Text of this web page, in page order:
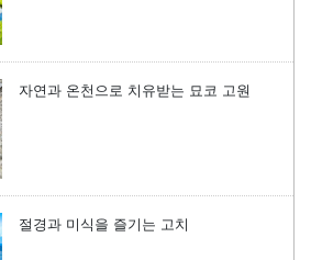
자연과 온천으로 치유받는 묘코 고원
절경과 미식을 즐기는 고치